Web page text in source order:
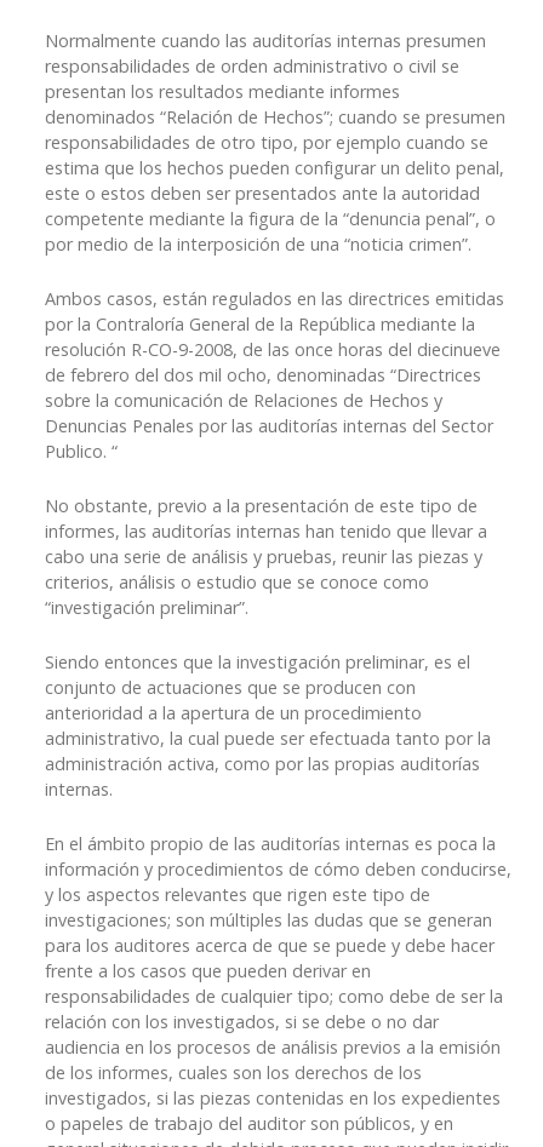
Normalmente cuando las auditorías internas presumen
responsabilidades de orden administrativo o civil se
presentan los resultados mediante informes
denominados “Relación de Hechos”; cuando se presumen
responsabilidades de otro tipo, por ejemplo cuando se
estima que los hechos pueden configurar un delito penal,
este o estos deben ser presentados ante la autoridad
competente mediante la figura de la “denuncia penal”, o
por medio de la interposición de una “noticia crimen”.
Ambos casos, están regulados en las directrices emitidas
por la Contraloría General de la República mediante la
resolución R-CO-9-2008, de las once horas del diecinueve
de febrero del dos mil ocho, denominadas “Directrices
sobre la comunicación de Relaciones de Hechos y
Denuncias Penales por las auditorías internas del Sector
Publico. “
No obstante, previo a la presentación de este tipo de
informes, las auditorías internas han tenido que llevar a
cabo una serie de análisis y pruebas, reunir las piezas y
criterios, análisis o estudio que se conoce como
“investigación preliminar”.
Siendo entonces que la investigación preliminar, es el
conjunto de actuaciones que se producen con
anterioridad a la apertura de un procedimiento
administrativo, la cual puede ser efectuada tanto por la
administración activa, como por las propias auditorías
internas.
En el ámbito propio de las auditorías internas es poca la
información y procedimientos de cómo deben conducirse,
y los aspectos relevantes que rigen este tipo de
investigaciones; son múltiples las dudas que se generan
para los auditores acerca de que se puede y debe hacer
frente a los casos que pueden derivar en
responsabilidades de cualquier tipo; como debe de ser la
relación con los investigados, si se debe o no dar
audiencia en los procesos de análisis previos a la emisión
de los informes, cuales son los derechos de los
investigados, si las piezas contenidas en los expedientes
o papeles de trabajo del auditor son públicos, y en